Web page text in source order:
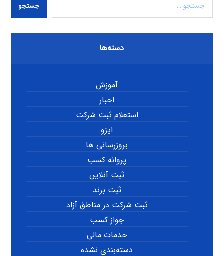
جستجو
دسته‌ها
آموزش
اخبار
استعلام ثبت شرکت
ایزو
بروزرسانی ها
پروانه کسب
ثبت آنلاین
ثبت برند
ثبت شرکت در مناطق آزاد
جواز کسب
خدمات مالی
دسته‌بندی نشده